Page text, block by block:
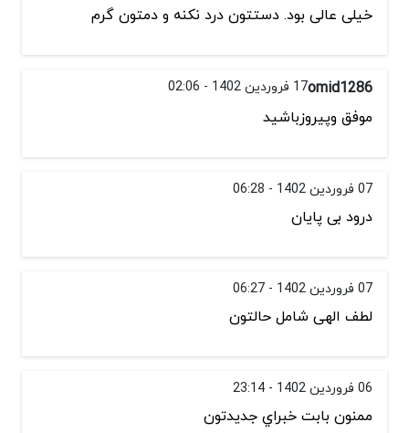
خیلی عالی بود. دستتون درد نکنه و دمتون گرم
omid128617 فروردین 1402 - 02:06
موفق وپیروزباشید
07 فروردین 1402 - 06:28
درود بی پایان
07 فروردین 1402 - 06:27
لطف الهی شامل حالتون
06 فروردین 1402 - 23:14
ممنون بابت خبراي جديدتون